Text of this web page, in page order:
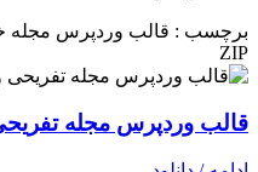
برچسب : قالب وردپرس مجله
ZIP
قالب وردپرس مجله